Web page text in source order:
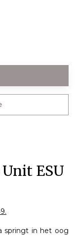
ESU
springt in het oog